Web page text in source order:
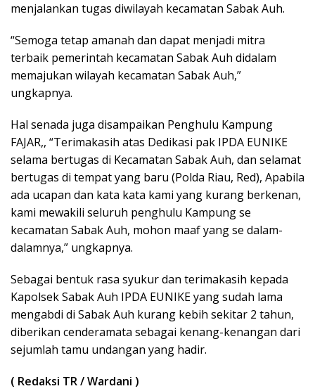
menjalankan tugas diwilayah kecamatan Sabak Auh.
“Semoga tetap amanah dan dapat menjadi mitra
terbaik pemerintah kecamatan Sabak Auh didalam
memajukan wilayah kecamatan Sabak Auh,”
ungkapnya.
Hal senada juga disampaikan Penghulu Kampung
FAJAR,, “Terimakasih atas Dedikasi pak IPDA EUNIKE
selama bertugas di Kecamatan Sabak Auh, dan selamat
bertugas di tempat yang baru (Polda Riau, Red), Apabila
ada ucapan dan kata kata kami yang kurang berkenan,
kami mewakili seluruh penghulu Kampung se
kecamatan Sabak Auh, mohon maaf yang se dalam-
dalamnya,” ungkapnya.
Sebagai bentuk rasa syukur dan terimakasih kepada
Kapolsek Sabak Auh IPDA EUNIKE yang sudah lama
mengabdi di Sabak Auh kurang kebih sekitar 2 tahun,
diberikan cenderamata sebagai kenang-kenangan dari
sejumlah tamu undangan yang hadir.
( Redaksi TR / Wardani )